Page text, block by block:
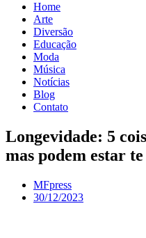
Home
Arte
Diversão
Educação
Moda
Música
Notícias
Blog
Contato
Longevidade: 5
mas podem estar
MFpress
30/12/2023